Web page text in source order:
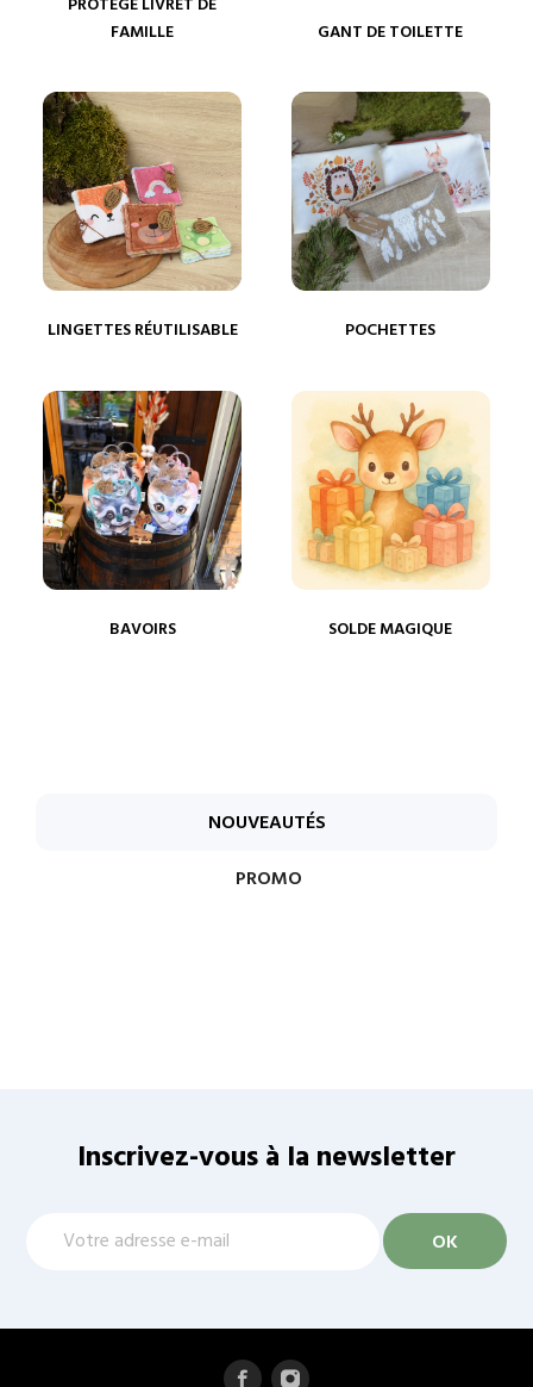
FAMILLE
GANT DE TOILETTE
LINGETTES RÉUTILISABLE POCHETTES
BAVOIRS SOLDE MAGIQUE
NOUVEAUTÉS
PROMO
Inscrivez-vous à la newsletter